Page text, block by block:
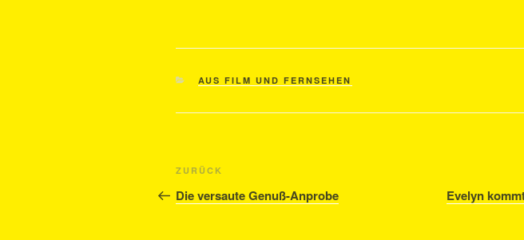
KATEGORIEN
AUS FILM UND FERNSEHEN
Beitragsnavigation
Vorheriger
Beitrag
ZURÜCK
Die versaute Genuß-Anprobe Evelyn